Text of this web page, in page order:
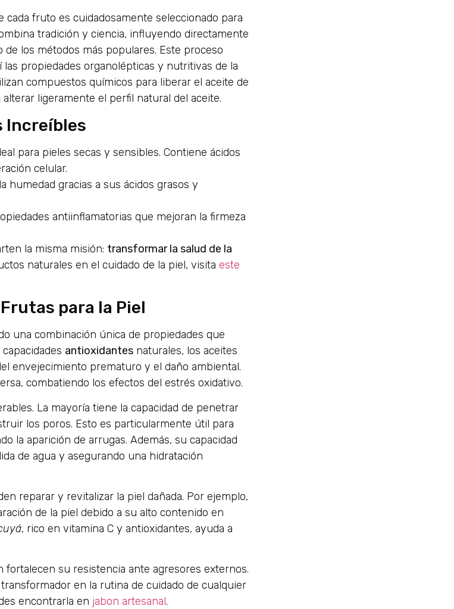
fruto es cuidadosamente seleccionado para
tradición y ciencia, influyendo directamente
de los métodos más populares. Este proceso
propiedades organolépticas y nutritivas de la
compuestos químicos para liberar el aceite de
ligeramente el perfil natural del aceite.
Increíbles
para pieles secas y sensibles. Contiene ácidos
celular.
humedad gracias a sus ácidos grasos y
antiinflamatorias que mejoran la firmeza
la misma misión: transformar la salud de la
naturales en el cuidado de la piel, visita este
para la Piel
una combinación única de propiedades que
antioxidantes naturales, los aceites
envejecimiento prematuro y el daño ambiental.
combatiendo los efectos del estrés oxidativo.
La mayoría tiene la capacidad de penetrar
los poros. Esto es particularmente útil para
la aparición de arrugas. Además, su capacidad
de agua y asegurando una hidratación
reparar y revitalizar la piel dañada. Por ejemplo,
de la piel debido a su alto contenido en
, rico en vitamina C y antioxidantes, ayuda a
fortalecen su resistencia ante agresores externos.
en la rutina de cuidado de cualquier
encontrarla en jabon artesanal.